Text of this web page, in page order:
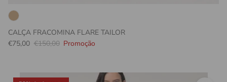
CALÇA FRACOMINA FLARE TAILOR
Preço promocional
€75,00 Preço normal
€150,00 Promoção